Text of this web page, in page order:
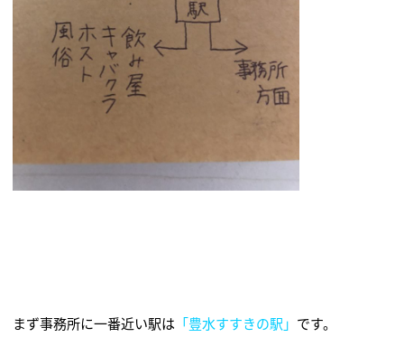
まず事務所に一番近い駅は 「豊水すすきの駅」 です。